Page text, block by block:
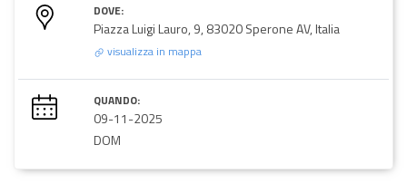
DOVE:
Piazza Luigi Lauro, 9, 83020 Sperone AV, Italia
visualizza in mappa
QUANDO:
09-11-2025
DOM